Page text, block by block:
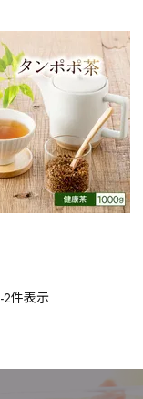
お試し
-2件表示